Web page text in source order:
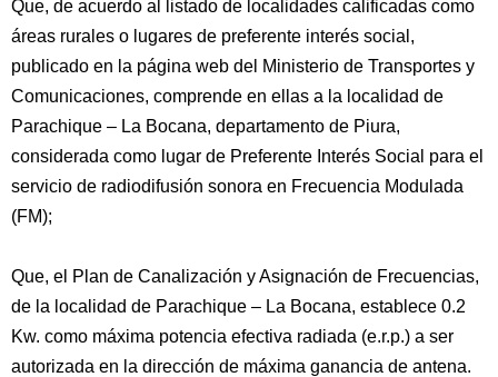
Que, de acuerdo al listado de localidades calificadas como
áreas rurales o lugares de preferente interés social,
publicado en la página web del Ministerio de Transportes y
Comunicaciones, comprende en ellas a la localidad de
Parachique – La Bocana, departamento de Piura,
considerada como lugar de Preferente Interés Social para el
servicio de radiodifusión sonora en Frecuencia Modulada
(FM);
Que, el Plan de Canalización y Asignación de Frecuencias,
de la localidad de Parachique – La Bocana, establece 0.2
Kw. como máxima potencia efectiva radiada (e.r.p.) a ser
autorizada en la dirección de máxima ganancia de antena.